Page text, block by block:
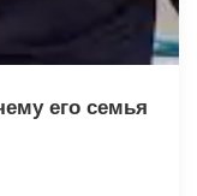
его семья